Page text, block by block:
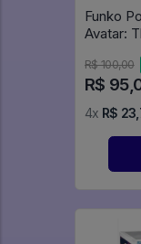
Funko
R$ 100,00
R$
4x R$